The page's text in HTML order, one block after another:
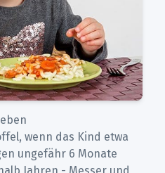
wenn das Kind etwa
ungefähr 6 Monate
Jahren - Messer und